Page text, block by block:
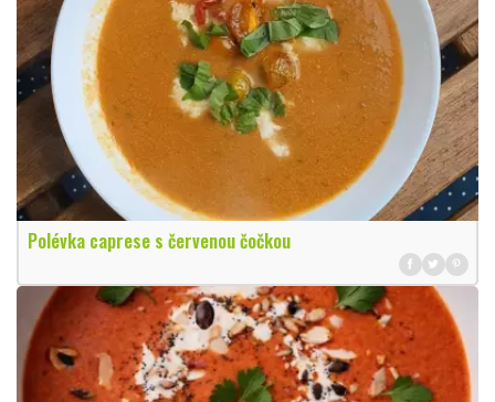
Polévka caprese s červenou čočkou